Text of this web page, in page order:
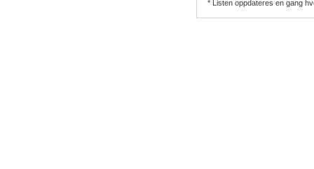
* Listen oppdateres en gang